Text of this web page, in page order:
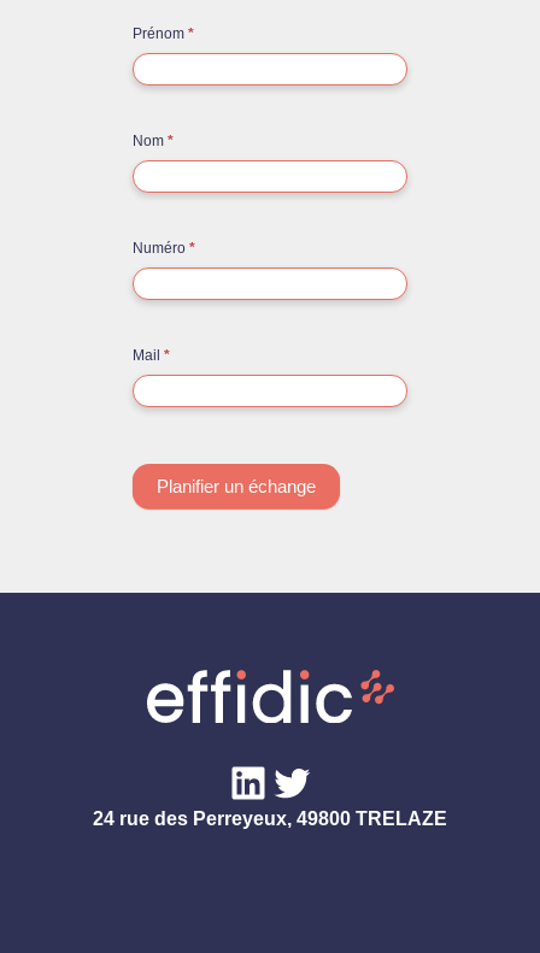
Contact
rapide
Prénom *
Nom *
Numéro *
Mail *
Planifier un échange
LinkedIn Twitter
24 rue des Perreyeux, 49800 TRELAZE